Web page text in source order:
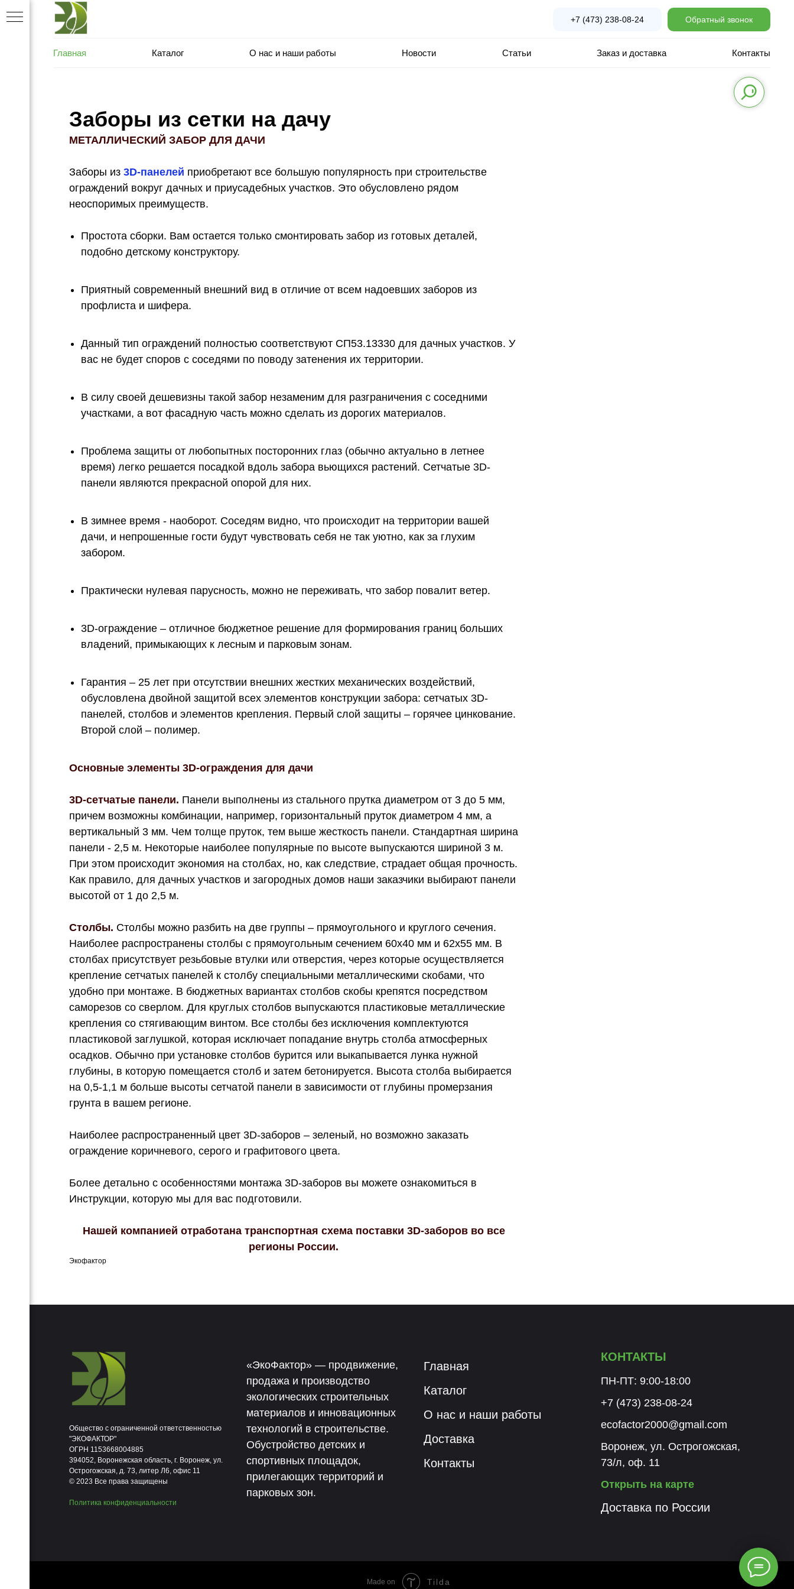
+7 (473) 238-08-24 Обратный звонок
Главная Каталог О нас и наши работы Новости Статьи Заказ и доставка Контакты
Заборы из сетки на дачу
МЕТАЛЛИЧЕСКИЙ ЗАБОР ДЛЯ ДАЧИ
Заборы из 3D-панелей приобретают все большую популярность при строительстве
ограждений вокруг дачных и приусадебных участков. Это обусловлено рядом
неоспоримых преимуществ.
Простота сборки. Вам остается только смонтировать забор из готовых деталей,
подобно детскому конструктору.
Приятный современный внешний вид в отличие от всем надоевших заборов из
профлиста и шифера.
Данный тип ограждений полностью соответствуют СП53.13330 для дачных участков. У
вас не будет споров с соседями по поводу затенения их территории.
В силу своей дешевизны такой забор незаменим для разграничения с соседними
участками, а вот фасадную часть можно сделать из дорогих материалов.
Проблема защиты от любопытных посторонних глаз (обычно актуально в летнее
время) легко решается посадкой вдоль забора вьющихся растений. Сетчатые 3D-
панели являются прекрасной опорой для них.
В зимнее время - наоборот. Соседям видно, что происходит на территории вашей
дачи, и непрошенные гости будут чувствовать себя не так уютно, как за глухим
забором.
Практически нулевая парусность, можно не переживать, что забор повалит ветер.
3D-ограждение – отличное бюджетное решение для формирования границ больших
владений, примыкающих к лесным и парковым зонам.
Гарантия – 25 лет при отсутствии внешних жестких механических воздействий,
обусловлена двойной защитой всех элементов конструкции забора: сетчатых 3D-
панелей, столбов и элементов крепления. Первый слой защиты – горячее цинкование.
Второй слой – полимер.
Основные элементы 3D-ограждения для дачи
3D-сетчатые панели. Панели выполнены из стального прутка диаметром от 3 до 5 мм,
причем возможны комбинации, например, горизонтальный пруток диаметром 4 мм, а
вертикальный 3 мм. Чем толще пруток, тем выше жесткость панели. Стандартная ширина
панели - 2,5 м. Некоторые наиболее популярные по высоте выпускаются шириной 3 м.
При этом происходит экономия на столбах, но, как следствие, страдает общая прочность.
Как правило, для дачных участков и загородных домов наши заказчики выбирают панели
высотой от 1 до 2,5 м.
Столбы. Столбы можно разбить на две группы – прямоугольного и круглого сечения.
Наиболее распространены столбы с прямоугольным сечением 60х40 мм и 62х55 мм. В
столбах присутствует резьбовые втулки или отверстия, через которые осуществляется
крепление сетчатых панелей к столбу специальными металлическими скобами, что
удобно при монтаже. В бюджетных вариантах столбов скобы крепятся посредством
саморезов со сверлом. Для круглых столбов выпускаются пластиковые металлические
крепления со стягивающим винтом. Все столбы без исключения комплектуются
пластиковой заглушкой, которая исключает попадание внутрь столба атмосферных
осадков. Обычно при установке столбов бурится или выкапывается лунка нужной
глубины, в которую помещается столб и затем бетонируется. Высота столба выбирается
на 0,5-1,1 м больше высоты сетчатой панели в зависимости от глубины промерзания
грунта в вашем регионе.
Наиболее распространенный цвет 3D-заборов – зеленый, но возможно заказать
ограждение коричневого, серого и графитового цвета.
Более детально с особенностями монтажа 3D-заборов вы можете ознакомиться в
Инструкции, которую мы для вас подготовили.
Нашей компанией отработана транспортная схема поставки 3D-заборов во все
регионы России.
Экофактор
Общество с ограниченной ответственностью
"ЭКОФАКТОР"
ОГРН 1153668004885
394052, Воронежская область, г. Воронеж, ул.
Острогожская, д. 73, литер Л6, офис 11
© 2023 Все права защищены
Политика конфиденциальности
«ЭкоФактор» — продвижение,
продажа и производство
экологических строительных
материалов и инновационных
технологий в строительстве.
Обустройство детских и
спортивных площадок,
прилегающих территорий и
парковых зон.
Главная
Каталог
О нас и наши работы
Доставка
Контакты
КОНТАКТЫ
ПН-ПТ: 9:00-18:00
+7 (473) 238-08-24
ecofactor2000@gmail.com
Воронеж, ул. Острогожская,
73/л, оф. 11
Открыть на карте
Доставка по России
Made on Tilda